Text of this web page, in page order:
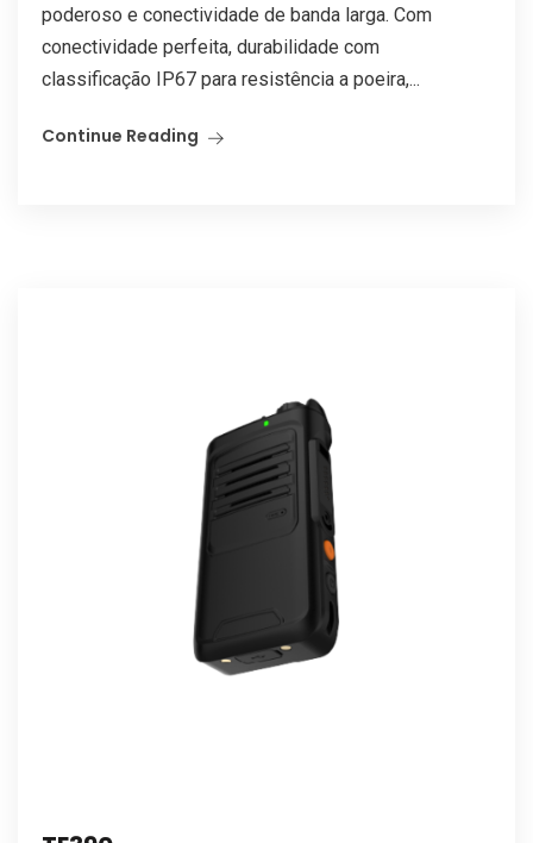
poderoso e conectividade de banda larga. Com
conectividade perfeita, durabilidade com
classificação IP67 para resistência a poeira,...
Continue Reading